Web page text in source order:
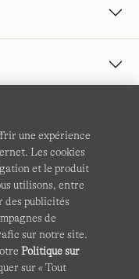
sécurité
Carte du site
une expérience
Les cookies
et le produit
utilisons, entre
des publicités
de
sur notre site.
Politique sur
sur « Tout